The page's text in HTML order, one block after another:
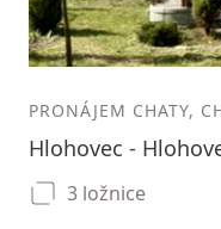
PRONÁJEM CHATY,
Hlohovec -
3 ložnice